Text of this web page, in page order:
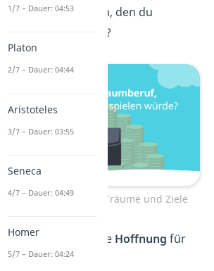
Gibt es einen Traum, den du
musstest?
Deep Talk Fragen über Träume und Ziele
Was ist deine größte Hoffnung für
die Zukunft?
1/7 – Dauer: 04:53
Platon
2/7 – Dauer: 04:44
Aristoteles
3/7 – Dauer: 03:55
Seneca
4/7 – Dauer: 04:49
Homer
5/7 – Dauer: 04:24